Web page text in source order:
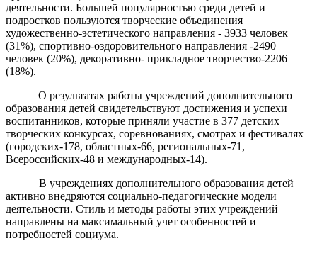
деятельности. Большей популярностью среди детей и
подростков пользуются творческие объединения
художественно-эстетического направления - 3933 человек
(31%), спортивно-оздоровительного направления -2490
человек (20%), декоративно- прикладное творчество-2206
(18%).
О результатах работы учреждений дополнительного
образования детей свидетельствуют достижения и успехи
воспитанников, которые приняли участие в 377 детских
творческих конкурсах, соревнованиях, смотрах и фестивалях
(городских-178, областных-66, региональных-71,
Всероссийских-48 и международных-14).
В учреждениях дополнительного образования детей
активно внедряются социально-педагогические модели
деятельности. Стиль и методы работы этих учреждений
направлены на максимальный учет особенностей и
потребностей социума.